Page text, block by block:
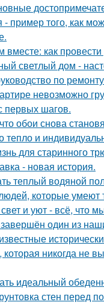
- пример того, как
вместе: как
светлый дом -
по
невозможно
первых шагов.
обои снова
тепло и
для старинного
- новая история.
теплый водяной
которые умеют
и уют - всё, что
один из
которая никогда не
идеальный
стен перед